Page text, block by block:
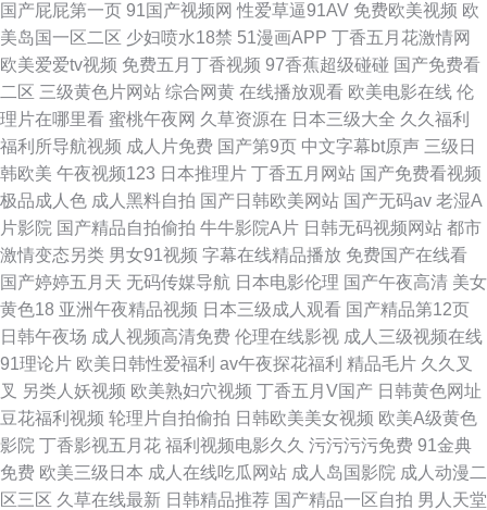
国产屁屁第一页 91国产视频网 性爱草逼91AV 免费欧美视频 欧
美岛国一区二区 少妇喷水18禁 51漫画APP 丁香五月花激情网
欧美爱爱tv视频 免费五月丁香视频 97香蕉超级碰碰 国产免费看
二区 三级黄色片网站 综合网黄 在线播放观看 欧美电影在线 伦
理片在哪里看 蜜桃午夜网 久草资源在 日本三级大全 久久福利
福利所导航视频 成人片免费 国产第9页 中文字幕bt原声 三级日
韩欧美 午夜视频123 日本推理片 丁香五月网站 国产免费看视频
极品成人色 成人黑料自拍 国产日韩欧美网站 国产无码av 老湿A
片影院 国产精品自拍偷拍 牛牛影院A片 日韩无码视频网站 都市
激情变态另类 男女91视频 字幕在线精品播放 免费国产在线看
国产婷婷五月天 无码传媒导航 日本电影伦理 国产午夜高清 美女
黄色18 亚洲午夜精品视频 日本三级成人观看 国产精品第12页
日韩午夜场 成人视频高清免费 伦理在线影视 成人三级视频在线
91理论片 欧美日韩性爱福利 av午夜探花福利 精品毛片 久久叉
叉 另类人妖视频 欧美熟妇穴视频 丁香五月V国产 日韩黄色网址
豆花福利视频 轮理片自拍偷拍 日韩欧美美女视频 欧美A级黄色
影院 丁香影视五月花 福利视频电影久久 污污污污免费 91金典
免费 欧美三级日本 成人在线吃瓜网站 成人岛国影院 成人动漫二
区三区 久草在线最新 日韩精品推荐 国产精品一区自拍 男人天堂